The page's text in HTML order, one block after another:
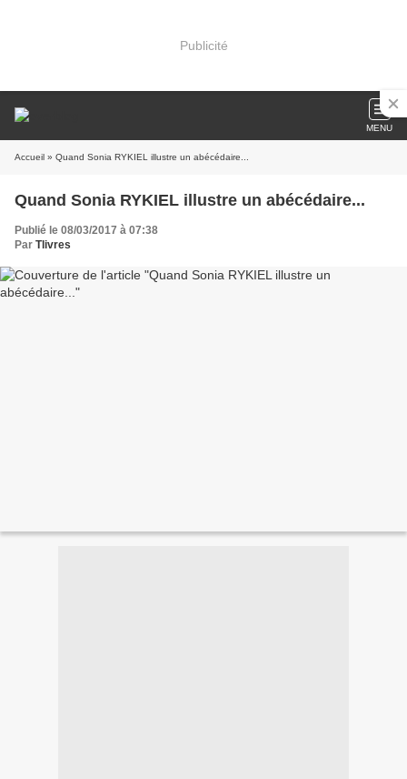
Publicité
MENU
Accueil » Quand Sonia RYKIEL illustre un abécédaire...
Quand Sonia RYKIEL illustre un abécédaire...
Publié le 08/03/2017 à 07:38
Par Tlivres